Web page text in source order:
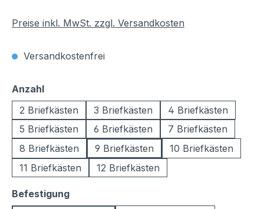
Preise inkl. MwSt. zzgl. Versandkosten
Versandkostenfrei
Anzahlauswählen
2 Briefkästen
3 Briefkästen
4 Briefkästen
5 Briefkästen
6 Briefkästen
7 Briefkästen
8 Briefkästen
9 Briefkästen
10 Briefkästen
11 Briefkästen
12 Briefkästen
Befestigungauswählen